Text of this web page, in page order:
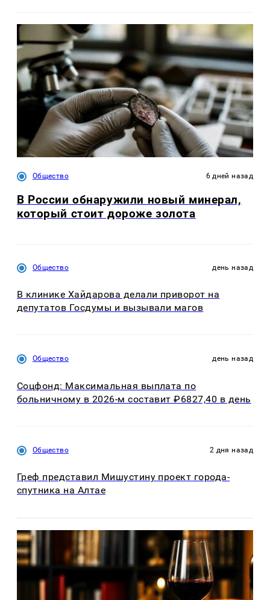
Общество 6 дней назад
В России обнаружили новый минерал,
который стоит дороже золота
Общество день назад
В клинике Хайдарова делали приворот на
депутатов Госдумы и вызывали магов
Общество день назад
Соцфонд: Максимальная выплата по
больничному в 2026-м составит ₽6827,40 в день
Общество 2 дня назад
Греф представил Мишустину проект города-
спутника на Алтае